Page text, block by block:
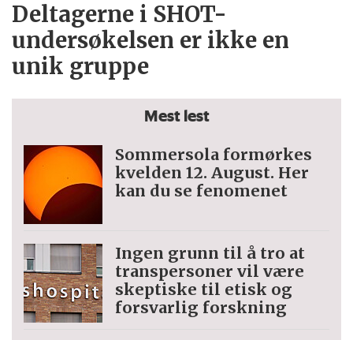
Deltagerne i SHOT-
undersøkelsen er ikke en
unik gruppe
Mest lest
Sommersola formørkes
kvelden 12. August. Her
kan du se fenomenet
Ingen grunn til å tro at
trans­personer vil være
skeptiske til etisk og
forsvarlig forskning